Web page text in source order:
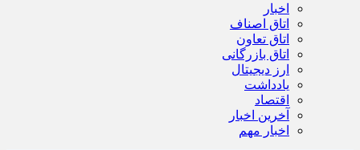
اخبار
اتاق اصناف
اتاق تعاون
اتاق بازرگانی
ارز دیجیتال
یادداشت
اقتصاد
آخرین اخبار
اخبار مهم